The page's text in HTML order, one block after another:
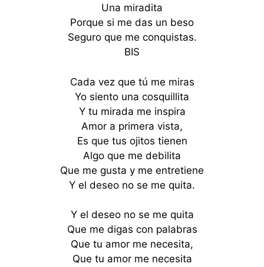
Una miradita
Porque si me das un beso
Seguro que me conquistas.
BIS
Cada vez que tú me miras
Yo siento una cosquillita
Y tu mirada me inspira
Amor a primera vista,
Es que tus ojitos tienen
Algo que me debilita
Que me gusta y me entretiene
Y el deseo no se me quita.
Y el deseo no se me quita
Que me digas con palabras
Que tu amor me necesita,
Que tu amor me necesita